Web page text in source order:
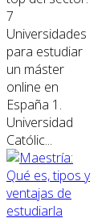
7
Universidades
para estudiar
un máster
online en
España 1.
Universidad
Católic...